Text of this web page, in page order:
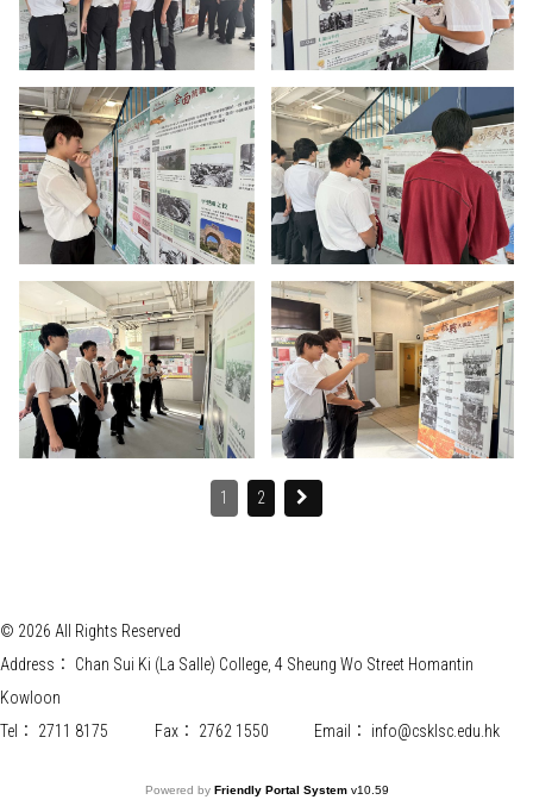
1 2
© 2026 All Rights Reserved
Address：
Chan Sui Ki (La Salle) College, 4 Sheung Wo Street Homantin
Kowloon
Tel：
2711 8175 Fax： 2762 1550 Email： info@csklsc.edu.hk
Powered by Friendly Portal System v10.59